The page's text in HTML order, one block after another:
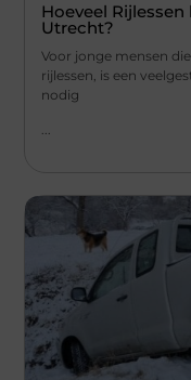
Hoeveel
Utrecht?
Voor jonge mensen
rijlessen, is een
nodig
...